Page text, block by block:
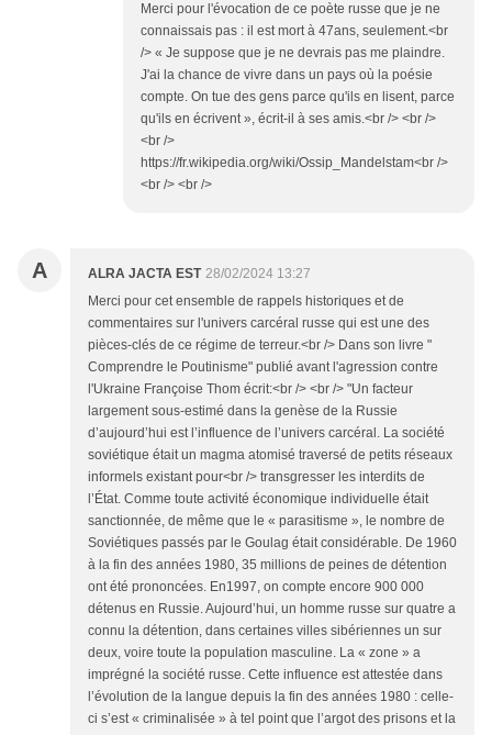
Merci pour l'évocation de ce poète russe que je ne
connaissais pas : il est mort à 47ans, seulement.<br
/> « Je suppose que je ne devrais pas me plaindre.
J'ai la chance de vivre dans un pays où la poésie
compte. On tue des gens parce qu'ils en lisent, parce
qu'ils en écrivent », écrit-il à ses amis.<br /> <br />
<br />
https://fr.wikipedia.org/wiki/Ossip_Mandelstam<br />
<br /> <br />
A ALRA JACTA EST 28/02/2024 13:27
Merci pour cet ensemble de rappels historiques et de
commentaires sur l'univers carcéral russe qui est une des
pièces-clés de ce régime de terreur.<br /> Dans son livre "
Comprendre le Poutinisme" publié avant l'agression contre
l'Ukraine Françoise Thom écrit:<br /> <br /> "Un facteur
largement sous-estimé dans la genèse de la Russie
d’aujourd’hui est l’influence de l’univers carcéral. La société
soviétique était un magma atomisé traversé de petits réseaux
informels existant pour<br /> transgresser les interdits de
l’État. Comme toute activité économique individuelle était
sanctionnée, de même que le « parasitisme », le nombre de
Soviétiques passés par le Goulag était considérable. De 1960
à la fin des années 1980, 35 millions de peines de détention
ont été prononcées. En1997, on compte encore 900 000
détenus en Russie. Aujourd’hui, un homme russe sur quatre a
connu la détention, dans certaines villes sibériennes un sur
deux, voire toute la population masculine. La « zone » a
imprégné la société russe. Cette influence est attestée dans
l’évolution de la langue depuis la fin des années 1980 : celle-
ci s’est « criminalisée » à tel point que l’argot des prisons et la